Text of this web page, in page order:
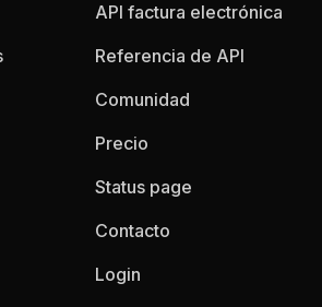
API factura electrónica
Referencia de API
Comunidad
Precio
Status page
Contacto
Login